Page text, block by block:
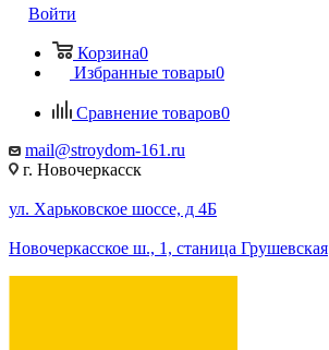
Войти
Корзина0
Избранные товары0
Сравнение товаров0
mail@stroydom-161.ru
г. Новочеркасск
ул. Харьковское шоссе, д 4Б
Новочеркасское ш., 1, станица Грушевская